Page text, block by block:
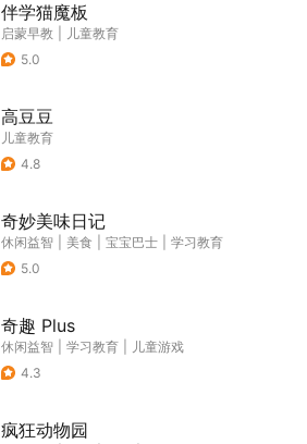
伴学猫魔板
启蒙早教
儿童教育
5.0
高豆豆
儿童教育
4.8
奇妙美味日记
休闲益智 美食 宝宝巴士
学习教育
5.0
奇趣 Plus
休闲益智 学习教育
儿童游戏
4.3
疯狂动物园